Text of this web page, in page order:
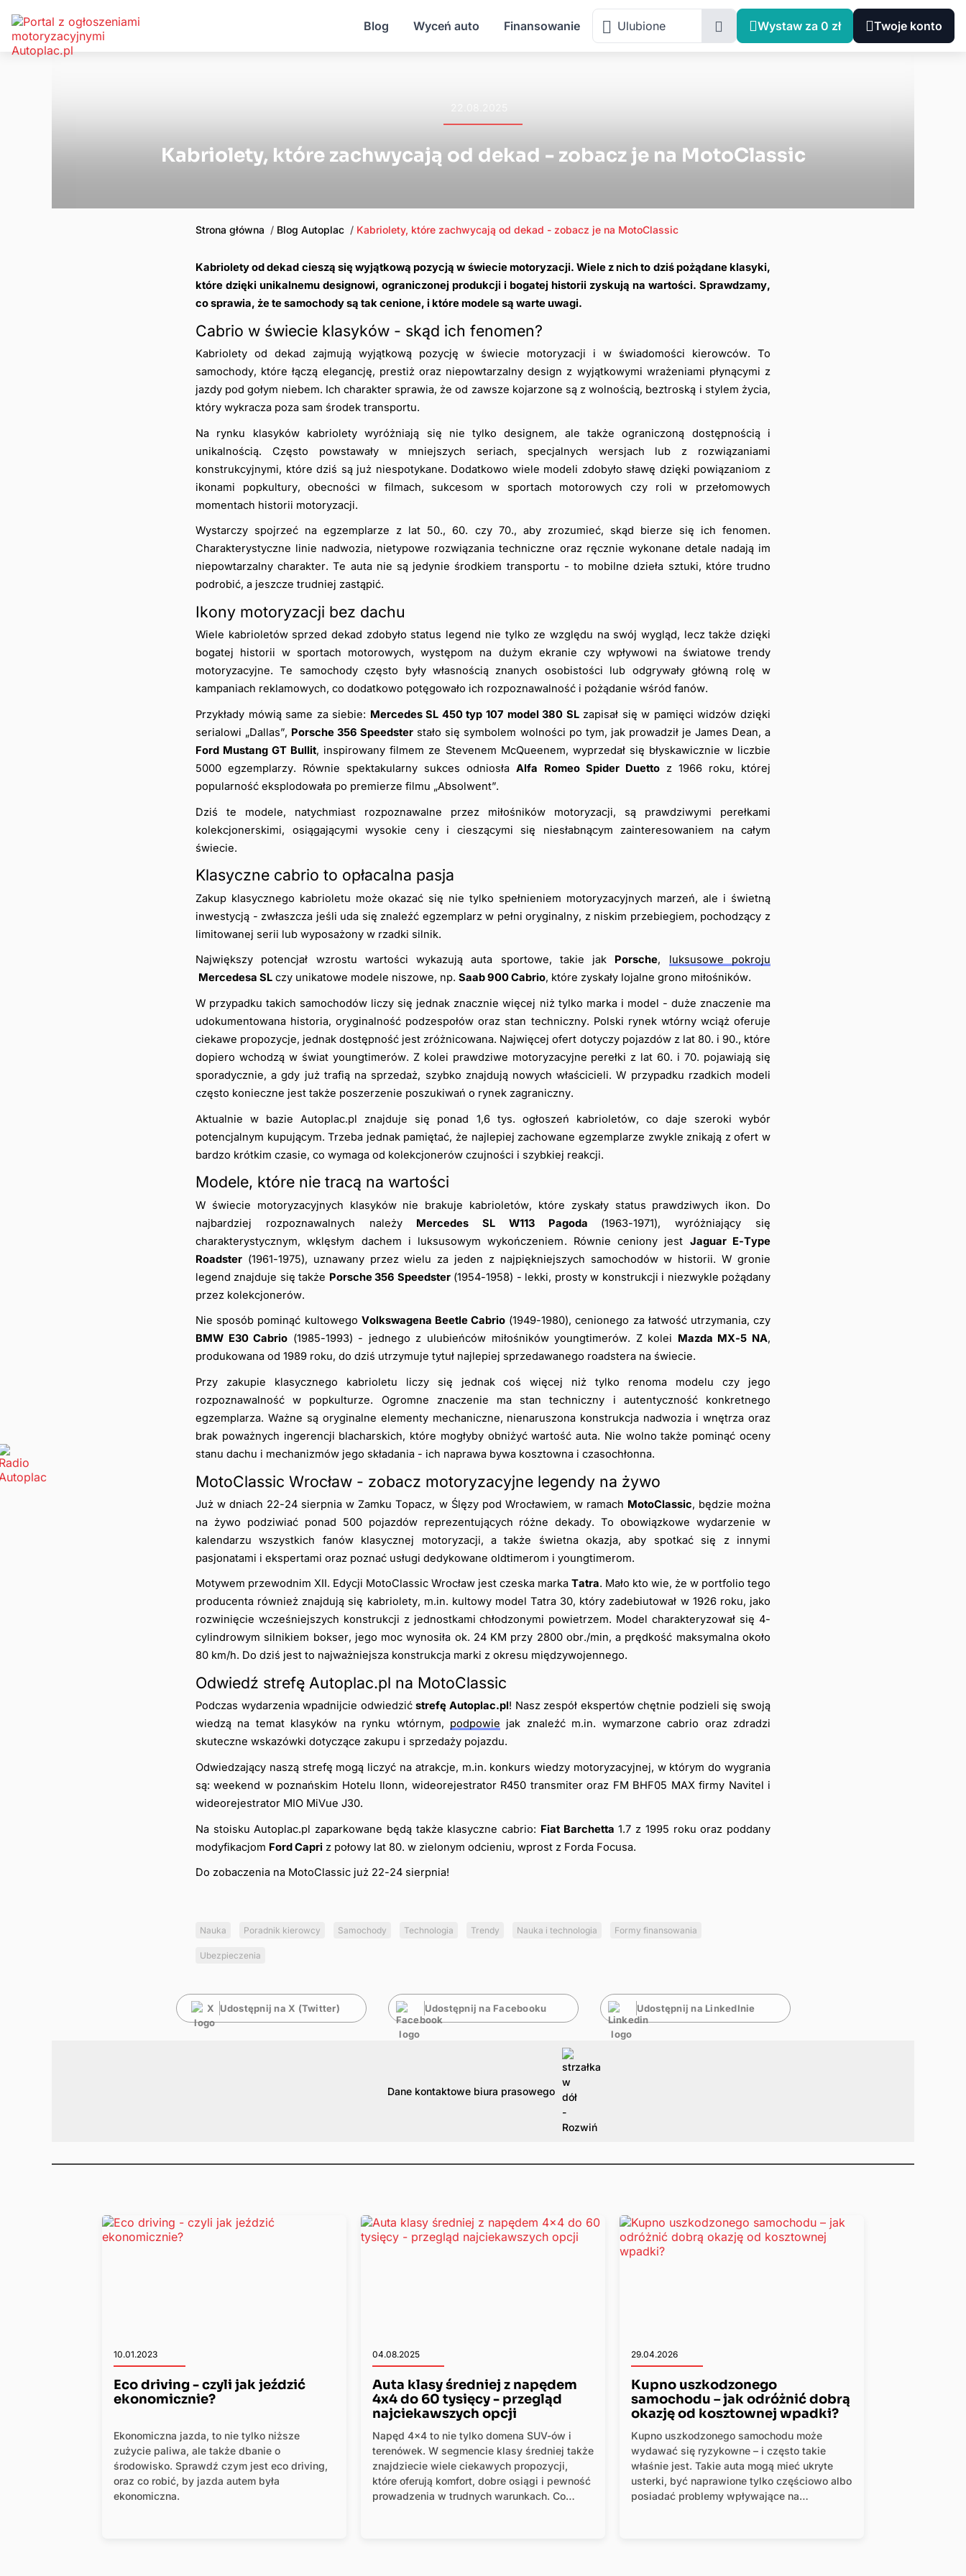
Blog Wyceń auto Finansowanie Ulubione Wystaw za 0 zł Twoje konto
Kabriolety, które zachwycają od dekad - zobacz je na MotoClassic
Strona główna Blog Autoplac Kabriolety, które zachwycają od dekad - zobacz je na MotoClassic
Kabriolety od dekad cieszą się wyjątkową pozycją w świecie motoryzacji. Wiele z nich to dziś pożądane klasyki,
które dzięki unikalnemu designowi, ograniczonej produkcji i bogatej historii zyskują na wartości. Sprawdzamy,
co sprawia, że te samochody są tak cenione, i które modele są warte uwagi.
Cabrio w świecie klasyków - skąd ich fenomen?
Kabriolety od dekad zajmują wyjątkową pozycję w świecie motoryzacji i w świadomości kierowców. To
samochody, które łączą elegancję, prestiż oraz niepowtarzalny design z wyjątkowymi wrażeniami płynącymi z
jazdy pod gołym niebem. Ich charakter sprawia, że od zawsze kojarzone są z wolnością, beztroską i stylem życia,
który wykracza poza sam środek transportu.
Na rynku klasyków kabriolety wyróżniają się nie tylko designem, ale także ograniczoną dostępnością i
unikalnością. Często powstawały w mniejszych seriach, specjalnych wersjach lub z rozwiązaniami
konstrukcyjnymi, które dziś są już niespotykane. Dodatkowo wiele modeli zdobyło sławę dzięki powiązaniom z
ikonami popkultury, obecności w filmach, sukcesom w sportach motorowych czy roli w przełomowych
momentach historii motoryzacji.
Wystarczy spojrzeć na egzemplarze z lat 50., 60. czy 70., aby zrozumieć, skąd bierze się ich fenomen.
Charakterystyczne linie nadwozia, nietypowe rozwiązania techniczne oraz ręcznie wykonane detale nadają im
niepowtarzalny charakter. Te auta nie są jedynie środkiem transportu - to mobilne dzieła sztuki, które trudno
podrobić, a jeszcze trudniej zastąpić.
Ikony motoryzacji bez dachu
Wiele kabrioletów sprzed dekad zdobyło status legend nie tylko ze względu na swój wygląd, lecz także dzięki
bogatej historii w sportach motorowych, występom na dużym ekranie czy wpływowi na światowe trendy
motoryzacyjne. Te samochody często były własnością znanych osobistości lub odgrywały główną rolę w
kampaniach reklamowych, co dodatkowo potęgowało ich rozpoznawalność i pożądanie wśród fanów.
Przykłady mówią same za siebie: Mercedes SL 450 typ 107 model 380 SL zapisał się w pamięci widzów dzięki
serialowi „Dallas”, Porsche 356 Speedster
Ford Mustang GT Bullit, inspirowany filmem ze Stevenem McQueenem, wyprzedał się błyskawicznie w liczbie
5000 egzemplarzy. Równie spektakularny sukces odniosła Alfa Romeo Spider Duetto z 1966 roku, której
popularność eksplodowała po premierze filmu „Absolwent”.
Dziś te modele, natychmiast rozpoznawalne przez miłośników motoryzacji, są prawdziwymi perełkami
kolekcjonerskimi, osiągającymi wysokie ceny i cieszącymi się niesłabnącym zainteresowaniem na całym
świecie.
Klasyczne cabrio to opłacalna pasja
Zakup klasycznego kabrioletu może okazać się nie tylko spełnieniem motoryzacyjnych marzeń, ale i świetną
inwestycją - zwłaszcza jeśli uda się znaleźć egzemplarz w pełni oryginalny, z niskim przebiegiem, pochodzący z
limitowanej serii lub wyposażony w rzadki silnik.
Największy potencjał wzrostu wartości wykazują auta sportowe, takie jak Porsche, luksusowe pokroju
Mercedesa SL czy unikatowe modele niszowe, np. Saab 900 Cabrio, które zyskały lojalne grono miłośników.
W przypadku takich samochodów liczy się jednak znacznie więcej niż tylko marka i model - duże znaczenie ma
udokumentowana historia, oryginalność podzespołów oraz stan techniczny. Polski rynek wtórny wciąż oferuje
ciekawe propozycje, jednak dostępność jest zróżnicowana. Najwięcej ofert dotyczy pojazdów z lat 80. i 90., które
dopiero wchodzą w świat youngtimerów. Z kolei prawdziwe motoryzacyjne perełki z lat 60. i 70. pojawiają się
sporadycznie, a gdy już trafią na sprzedaż, szybko znajdują nowych właścicieli. W przypadku rzadkich modeli
często konieczne jest także poszerzenie poszukiwań o rynek zagraniczny.
Aktualnie w bazie Autoplac.pl znajduje się ponad 1,6 tys. ogłoszeń kabrioletów, co daje szeroki wybór
potencjalnym kupującym. Trzeba jednak pamiętać, że najlepiej zachowane egzemplarze zwykle znikają z ofert w
bardzo krótkim czasie, co wymaga od kolekcjonerów czujności i szybkiej reakcji.
Modele, które nie tracą na wartości
W świecie motoryzacyjnych klasyków nie brakuje kabrioletów, które zyskały status prawdziwych ikon. Do
najbardziej rozpoznawalnych należy Mercedes SL W113 Pagoda (1963-1971), wyróżniający się
charakterystycznym, wklęsłym dachem i luksusowym wykończeniem. Równie ceniony jest Jaguar E-Type
Roadster (1961-1975), uznawany przez wielu za jeden z najpiękniejszych samochodów w historii. W gronie
legend znajduje się także Porsche 356 Speedster (1954-1958) - lekki, prosty w konstrukcji i niezwykle pożądany
przez kolekcjonerów.
Nie sposób pominąć kultowego Volkswagena Beetle Cabrio
BMW E30 Cabrio (1985-1993) - jednego z ulubieńców miłośników youngtimerów. Z kolei Mazda MX-5 NA,
produkowana od 1989 roku, do dziś utrzymuje tytuł najlepiej sprzedawanego roadstera na świecie.
Przy zakupie klasycznego kabrioletu liczy się jednak coś więcej niż tylko renoma modelu czy jego
rozpoznawalność w popkulturze. Ogromne znaczenie ma stan techniczny i autentyczność konkretnego
egzemplarza. Ważne są oryginalne elementy mechaniczne, nienaruszona konstrukcja nadwozia i wnętrza oraz
brak poważnych ingerencji blacharskich, które mogłyby obniżyć wartość auta. Nie wolno także pominąć oceny
stanu dachu i mechanizmów jego składania - ich naprawa bywa kosztowna i czasochłonna.
MotoClassic Wrocław - zobacz motoryzacyjne legendy na żywo
Już w dniach 22-24 sierpnia w Zamku Topacz, w Ślęzy pod Wrocławiem, w ramach MotoClassic, będzie można
na żywo podziwiać ponad 500 pojazdów reprezentujących różne dekady. To obowiązkowe wydarzenie w
kalendarzu wszystkich fanów klasycznej motoryzacji, a także świetna okazja, aby spotkać się z innymi
pasjonatami i ekspertami oraz poznać usługi dedykowane oldtimerom i youngtimerom.
Motywem przewodnim XII. Edycji MotoClassic Wrocław jest czeska marka Tatra. Mało kto wie, że w portfolio tego
producenta również znajdują się kabriolety, m.in. kultowy model Tatra 30, który zadebiutował w 1926 roku, jako
rozwinięcie wcześniejszych konstrukcji z jednostkami chłodzonymi powietrzem. Model charakteryzował się 4-
cylindrowym silnikiem bokser, jego moc wynosiła ok. 24 KM przy 2800 obr./min, a prędkość maksymalna około
80 km/h. Do dziś jest to najważniejsza konstrukcja marki z okresu międzywojennego.
Odwiedź strefę Autoplac.pl na MotoClassic
Podczas wydarzenia wpadnijcie odwiedzić strefę Autoplac.pl! Nasz zespół ekspertów chętnie podzieli się swoją
wiedzą na temat klasyków na rynku wtórnym, podpowie jak znaleźć m.in. wymarzone cabrio oraz zdradzi
skuteczne wskazówki dotyczące zakupu i sprzedaży pojazdu.
Odwiedzający naszą strefę mogą liczyć na atrakcje, m.in. konkurs wiedzy motoryzacyjnej, w którym do wygrania
są: weekend w poznańskim Hotelu Ilonn, wideorejestrator R450 transmiter oraz FM BHF05 MAX firmy Navitel i
wideorejestrator MIO MiVue J30.
Na stoisku Autoplac.pl zaparkowane będą także klasyczne cabrio: Fiat Barchetta 1.7 z 1995 roku oraz poddany
modyfikacjom Ford Capri z połowy lat 80. w zielonym odcieniu, wprost z Forda Focusa.
Do zobaczenia na MotoClassic już 22-24 sierpnia!
Nauka Poradnik kierowcy Samochody Technologia Trendy Nauka i technologia Formy finansowania
Ubezpieczenia
Udostępnij na X (Twitter) Udostępnij na Facebooku Udostępnij na LinkedInie
Dane kontaktowe biura prasowego
10.01.2023
Eco driving - czyli jak jeździć
ekonomicznie?
Ekonomiczna jazda, to nie tylko niższe
zużycie paliwa, ale także dbanie o
środowisko. Sprawdź czym jest eco driving,
oraz co robić, by jazda autem była
ekonomiczna.
04.08.2025
Auta klasy średniej z napędem
4x4 do 60 tysięcy - przegląd
najciekawszych opcji
Napęd 4x4 to nie tylko domena SUV-ów i
terenówek. W segmencie klasy średniej także
znajdziecie wiele ciekawych propozycji,
które oferują komfort, dobre osiągi i pewność
prowadzenia w trudnych warunkach. Co
29.04.2026
Kupno uszkodzonego
samochodu – jak odróżnić dobrą
okazję od kosztownej wpadki?
Kupno uszkodzonego samochodu może
wydawać się ryzykowne – i często takie
właśnie jest. Takie auta mogą mieć ukryte
usterki, być naprawione tylko częściowo albo
posiadać problemy wpływające na